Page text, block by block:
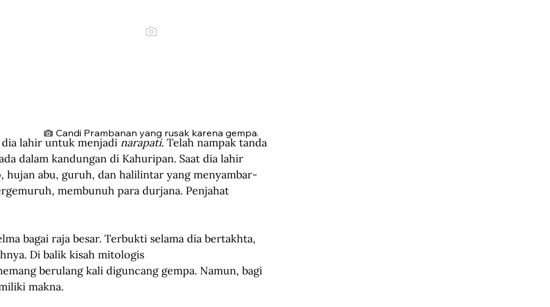
Candi Prambanan yang rusak karena gempa.
dia lahir untuk menjadi narapati. Telah nampak tanda
dalam kandungan di Kahuripan. Saat dia lahir
hujan abu, guruh, dan halilintar yang menyambar-
membunuh para durjana. Penjahat
bagai raja besar. Terbukti selama dia bertakhta,
Di balik kisah mitologis
berulang kali diguncang gempa. Namun, bagi
makna.